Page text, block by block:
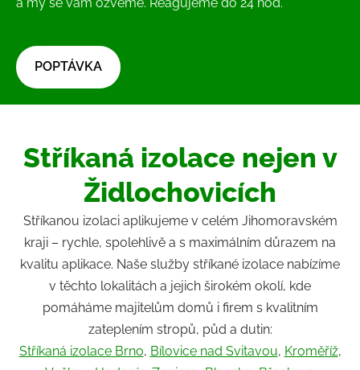
​POPTÁVKA​
Stříkaná izolace nejen v
Židlochovicích
Stříkanou izolaci aplikujeme v celém Jihomoravském
kraji – rychle, spolehlivě a s maximálním důrazem na
kvalitu aplikace. Naše služby stříkané izolace nabízíme
v těchto lokalitách a jejich širokém okolí, kde
pomáháme majitelům domů i firem s kvalitním
zateplením stropů, půd a dutin:
Stříkaná izolace Brno, Bílovice nad Svitavou, Kroměříž,